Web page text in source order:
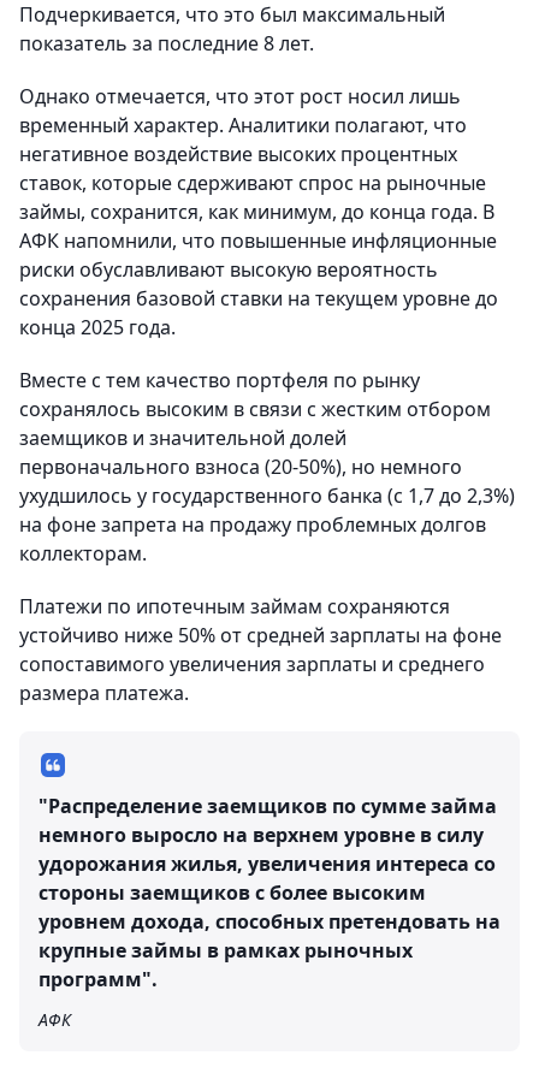
Подчеркивается, что это был максимальный
показатель за последние 8 лет.
Однако отмечается, что этот рост носил лишь
временный характер. Аналитики полагают, что
негативное воздействие высоких процентных
ставок, которые сдерживают спрос на рыночные
займы, сохранится, как минимум, до конца года. В
АФК напомнили, что повышенные инфляционные
риски обуславливают высокую вероятность
сохранения базовой ставки на текущем уровне до
конца 2025 года.
Вместе с тем качество портфеля по рынку
сохранялось высоким в связи с жестким отбором
заемщиков и значительной долей
первоначального взноса (20-50%), но немного
ухудшилось у государственного банка (с 1,7 до 2,3%)
на фоне запрета на продажу проблемных долгов
коллекторам.
Платежи по ипотечным займам сохраняются
устойчиво ниже 50% от средней зарплаты на фоне
сопоставимого увеличения зарплаты и среднего
размера платежа.
"Распределение заемщиков по сумме займа
немного выросло на верхнем уровне в силу
удорожания жилья, увеличения интереса со
стороны заемщиков с более высоким
уровнем дохода, способных претендовать на
крупные займы в рамках рыночных
программ".
АФК